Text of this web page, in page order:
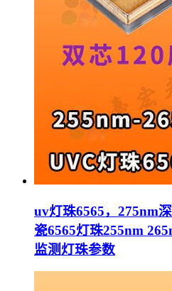
uv灯珠6565，275nm
瓷6565灯珠255nm
监测灯珠参数